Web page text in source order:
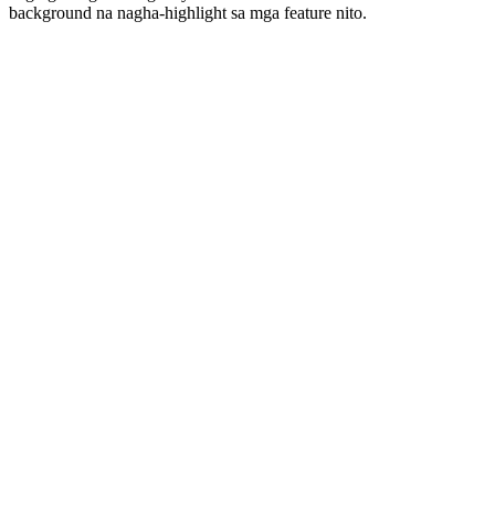
background na nagha-highlight sa mga feature nito.